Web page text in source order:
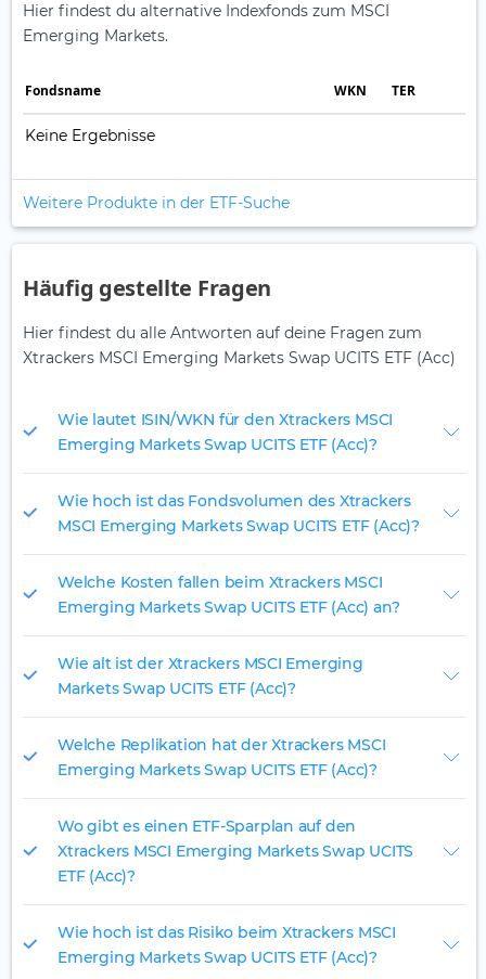
Hier findest du alternative Indexfonds zum MSCI
Emerging Markets.
Fonds­name WKN TER
Keine Ergebnisse
Weitere Produkte in der ETF-Suche
Häufig gestellte Fragen
Hier findest du alle Antworten auf deine Fragen zum
Xtrackers MSCI Emerging Markets Swap UCITS ETF (Acc)
Wie lautet ISIN/WKN für den Xtrackers MSCI
Emerging Markets Swap UCITS ETF (Acc)?
Wie hoch ist das Fondsvolumen des Xtrackers
MSCI Emerging Markets Swap UCITS ETF (Acc)?
Welche Kosten fallen beim Xtrackers MSCI
Emerging Markets Swap UCITS ETF (Acc) an?
Wie alt ist der Xtrackers MSCI Emerging
Markets Swap UCITS ETF (Acc)?
Welche Replikation hat der Xtrackers MSCI
Emerging Markets Swap UCITS ETF (Acc)?
Wo gibt es einen ETF-Sparplan auf den
Xtrackers MSCI Emerging Markets Swap UCITS
ETF (Acc)?
Wie hoch ist das Risiko beim Xtrackers MSCI
Emerging Markets Swap UCITS ETF (Acc)?